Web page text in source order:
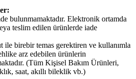
bulunmamaktadır. Elektronik ortamda
teslim edilen ürünlerde iade
ile birebir temas gerektiren ve kullanımla
arz edebilen ürünlerin
(Tüm Kişisel Bakım Ürünleri,
saat, akıllı bileklik vb.)